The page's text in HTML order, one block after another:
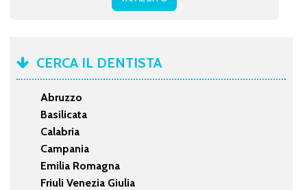
CERCA IL DENTISTA
Abruzzo
Basilicata
Calabria
Campania
Emilia Romagna
Friuli Venezia Giulia